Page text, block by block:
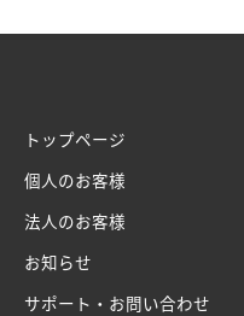
トップページ
個人のお客様
法人のお客様
お知らせ
サポート・お問い合わせ